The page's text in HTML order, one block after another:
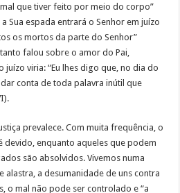
que tiver feito por meio do corpo”
Sua espada entrará o Senhor em juízo
os mortos da parte do Senhor”
falou sobre o amor do Pai,
viria: “Eu lhes digo que, no dia do
conta de toda palavra inútil que
prevalece. Com muita frequência, o
devido, enquanto aqueles que podem
são absolvidos. Vivemos numa
alastra, a desumanidade de uns contra
o mal não pode ser controlado e “a